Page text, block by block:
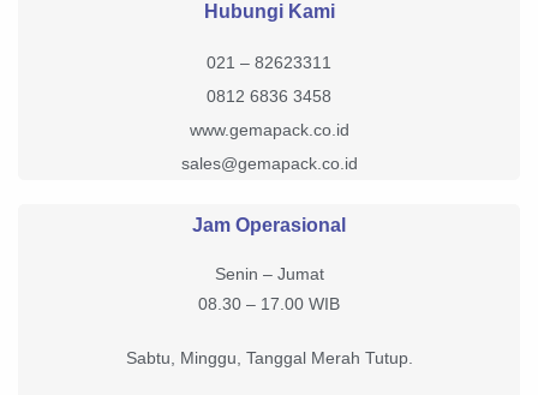
Hubungi Kami
021 – 82623311
0812 6836 3458
www.gemapack.co.id
sales@gemapack.co.id
Jam Operasional
Senin – Jumat
08.30 – 17.00 WIB
Sabtu, Minggu, Tanggal Merah Tutup.